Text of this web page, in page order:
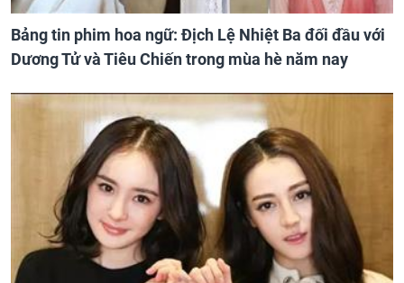
Bảng tin phim hoa ngữ: Địch Lệ Nhiệt Ba đối đầu với
Dương Tử và Tiêu Chiến trong mùa hè năm nay